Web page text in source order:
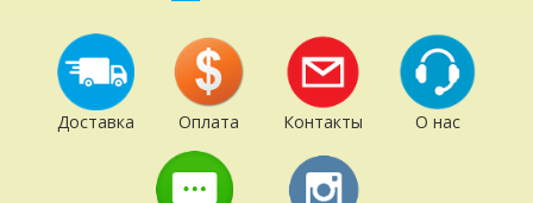
Доставка Оплата Контакты О нас